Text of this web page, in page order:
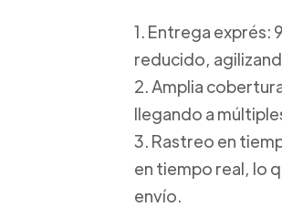
1. Entrega exprés:
reducido,
2. Amplia
llegando a
3. Rastreo en
en tiempo real, lo
envío.